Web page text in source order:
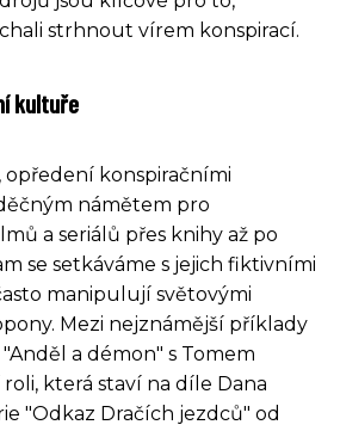
strhnout vírem konspirací.
kultuře
konspiračními
námětem pro
a seriálů přes knihy až po
se setkáváme s jejich fiktivními
manipulují světovými
Mezi nejznámější příklady
a démon" s Tomem
která staví na díle Dana
"Odkaz Dračích jezdců" od